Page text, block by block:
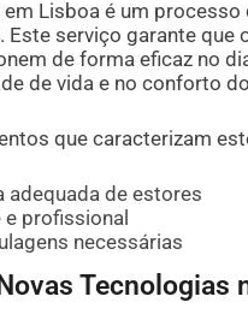
Lisboa é um
Este serviço garante
de forma eficaz no
de vida e no conforto
que caracterizam
adequada de estores
profissional
necessárias
Tecnologias